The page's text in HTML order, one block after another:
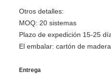
Otros detalles:
MOQ: 20 sistemas
Plazo de expedición 15-25
El embalar: cartón de madera
Entrega